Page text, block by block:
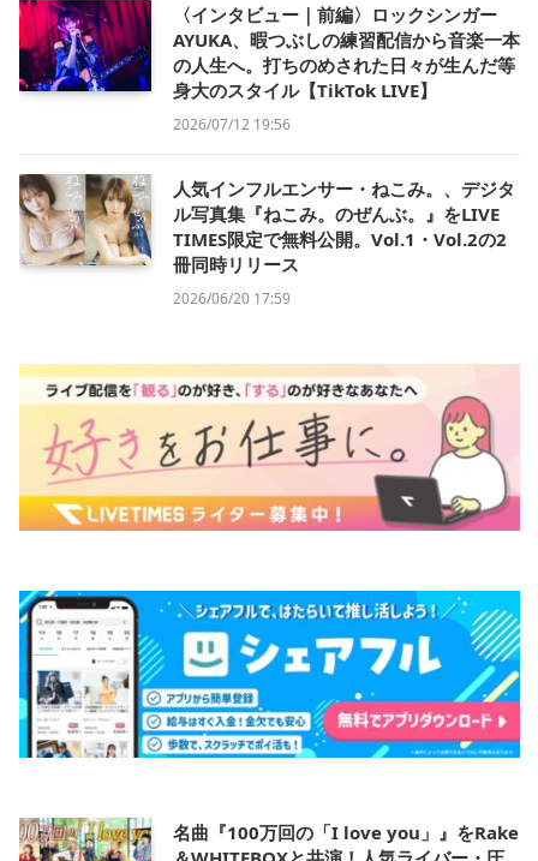
〈インタビュー｜前編〉ロックシンガー
AYUKA、暇つぶしの練習配信から音楽一本
の人生へ。打ちのめされた日々が生んだ等
身大のスタイル【TikTok LIVE】
2026/07/12 19:56
人気インフルエンサー・ねこみ。、デジタ
ル写真集『ねこみ。のぜんぶ。』をLIVE
TIMES限定で無料公開。Vol.1・Vol.2の2
冊同時リリース
2026/06/20 17:59
名曲『100万回の「I love you」』をRake